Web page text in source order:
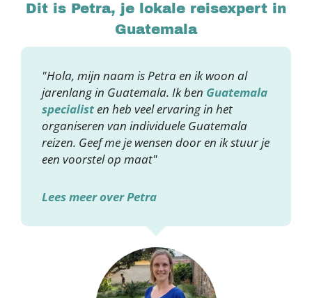
Dit is Petra, je lokale reisexpert in
Guatemala
"Hola, mijn naam is Petra en ik woon al
jarenlang in Guatemala. Ik ben Guatemala
specialisten heb veel ervaring in het
organiseren van individuele Guatemala
reizen. Geef me je wensen door en ik stuur je
een voorstel op maat"
Lees meer over Petra